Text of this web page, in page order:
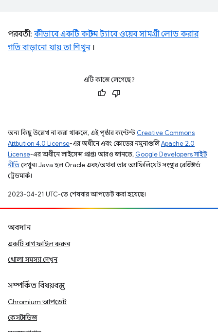
পরবর্তী: কীভাবে একটি কাস্টম ট্যাবে ওয়েব সামগ্রী লোড করার
গতি বাড়ানো যায় তা শিখুন।
এটি কাজে লেগেছে?
অন্য কিছু উল্লেখ না করা থাকলে, এই পৃষ্ঠার কন্টেন্ট Creative Commons
Attribution 4.0 License-এর অধীনে এবং কোডের নমুনাগুলিApache 2.0
License-এর অধীনে লাইসেন্স প্রাপ্ত। আরও জানতে, Google Developers সাইট
নীতিদেখুন। Java হল Oracle এবং/অথবা তার অ্যাফিলিয়েট সংস্থার রেজিস্টার্ড
ট্রেডমার্ক।
2023-04-21 UTC-তে শেষবার আপডেট করা হয়েছে।
অবদান
একটি বাগ ফাইল করুন
খোলা সমস্যা দেখুন
সম্পর্কিত বিষয়বস্তু
Chromium আপডেট
কেস স্টাডিজ